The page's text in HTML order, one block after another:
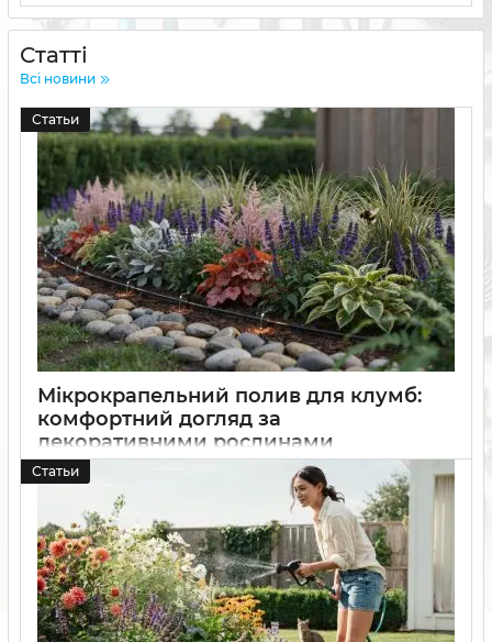
Статті
Всі новини
Статьи
Мікрокрапельний полив для клумб:
комфортний догляд за
декоративними рослинами
30 06 2026
Дізнайтеся, як мікрокрапельний полив допомагає
доглядати за клумбами та декоративними рослинами,
економити воду та підтримувати стабільну вологість ґрунту
протягом сезону
Статьи